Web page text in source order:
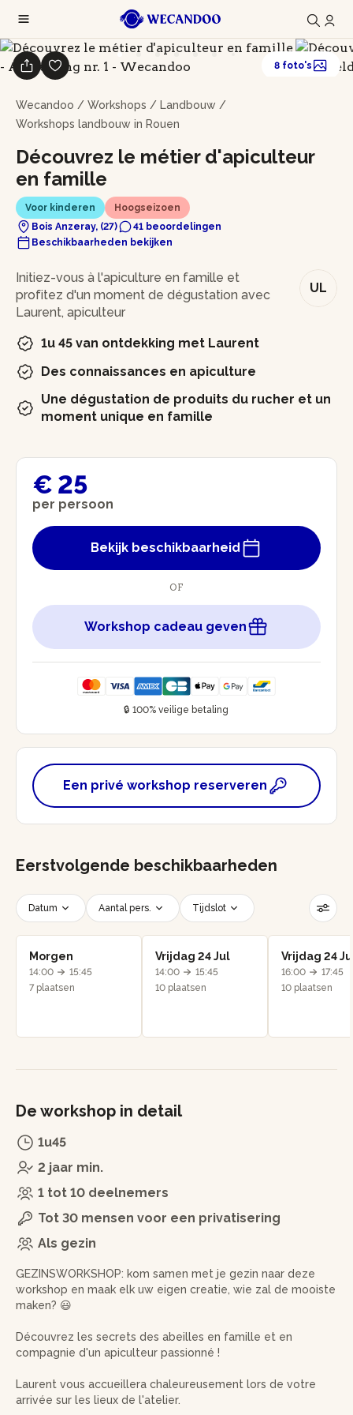
Wecandoo / Workshops / Landbouw /
Workshops landbouw in Rouen
Découvrez le métier d'apiculteur
en famille
Voor kinderen
Hoogseizoen
Bois Anzeray, (27)
41 beoordelingen
Beschikbaarheden bekijken
8 foto's
In het kort
UL
Initiez-vous à l'apiculture en famille et
profitez d'un moment de dégustation avec
Laurent, apiculteur
1u 45 van ontdekking met Laurent
Des connaissances en apiculture
Une dégustation de produits du rucher et un
moment unique en famille
€ 25
per persoon
Bekijk beschikbaarheid
OF
Workshop cadeau geven
🔒 100% veilige betaling
Een privé workshop reserveren
Eerstvolgende beschikbaarheden
Datum Aantal pers. Tijdslot
Filters resetten
Morgen
14:00
15:45
7 plaatsen
Vrijdag 24 Jul
14:00
15:45
10 plaatsen
Vrijdag 24
16:00
17:45
10 plaatsen
De workshop in detail
1u45
2 jaar min.
1 tot 10 deelnemers
Tot 30 mensen voor een privatisering
Als gezin
GEZINSWORKSHOP: kom samen met je gezin naar deze
workshop en maak elk uw eigen creatie, wie zal de mooiste
maken? 😃
Découvrez les secrets des abeilles en famille et en
compagnie d'un apiculteur passionné !
Laurent vous accueillera chaleureusement lors de votre
arrivée sur les lieux de l'atelier.